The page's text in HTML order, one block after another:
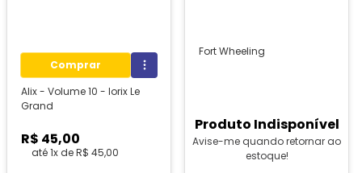
Comprar
Alix - Volume 10 - Iorix Le
Grand
R$ 45,00
até1x deR$ 45,00
Fort Wheeling
Produto Indisponível
Avise-me quando retornar ao
estoque!